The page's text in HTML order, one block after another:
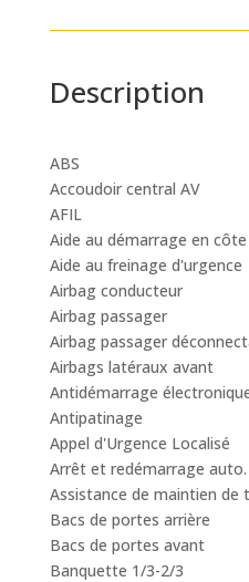
Description
ABS
Accoudoir central AV
AFIL
Aide au démarrage en côte
Aide au freinage d'urgence
Airbag conducteur
Airbag passager
Airbag passager
Airbags latéraux avant
Antidémarrage
Antipatinage
Appel d'Urgence Localisé
Arrêt et redémarrage
Assistance de maintien de
Bacs de portes arrière
Bacs de portes avant
Banquette 1/3-2/3